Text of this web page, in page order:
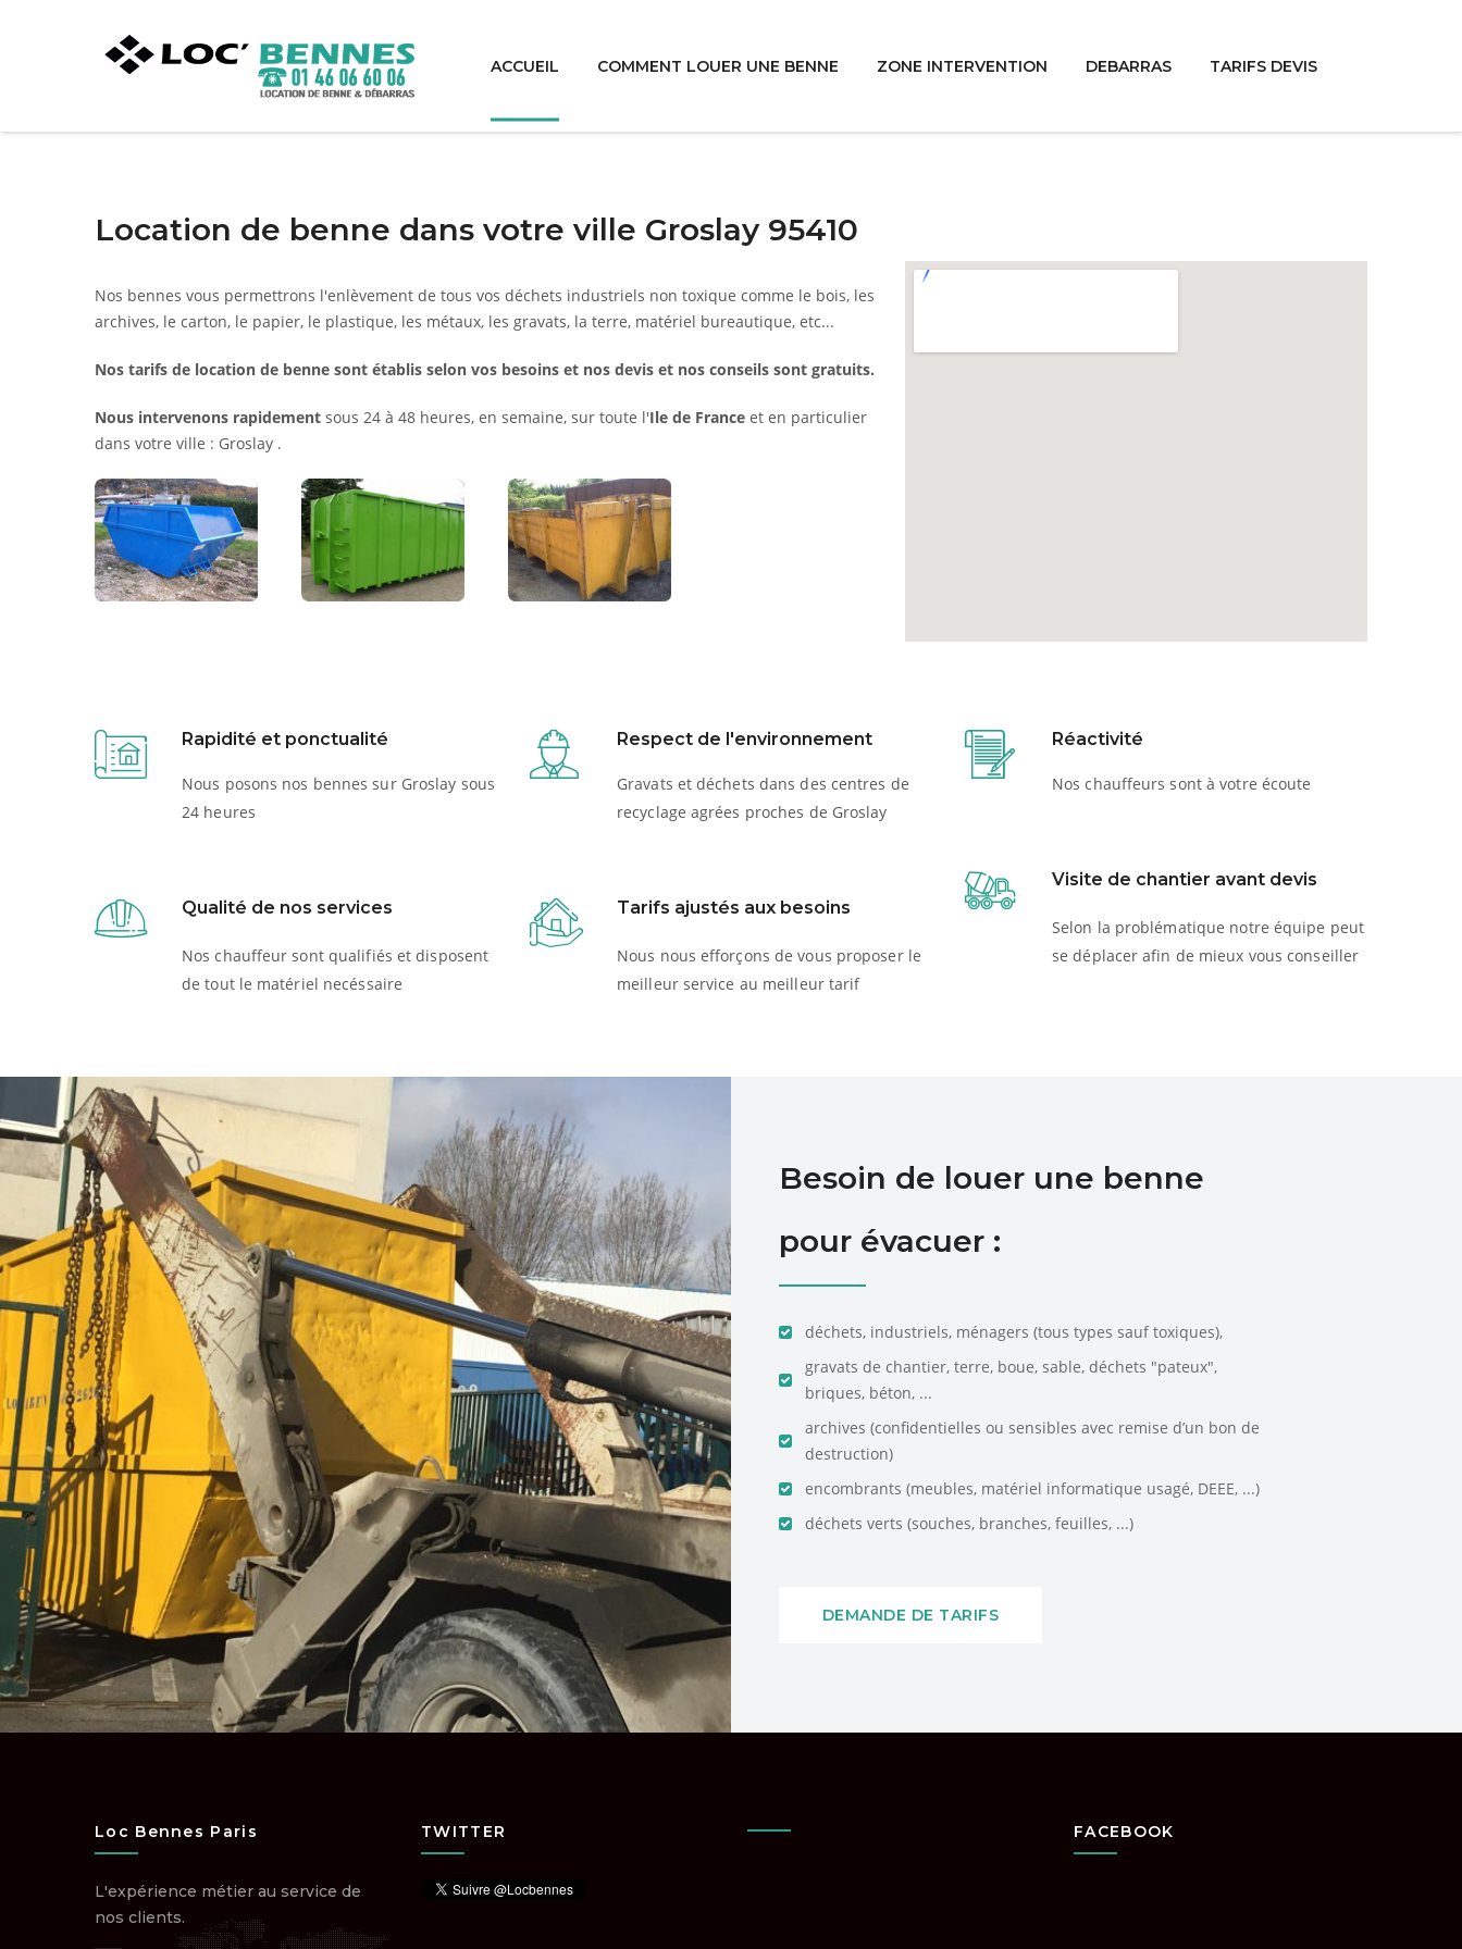
ACCUEIL COMMENT LOUER UNE BENNE ZONE INTERVENTION DEBARRAS TARIFS DEVIS
Location de benne dans votre ville Groslay 95410
Nos bennes vous permettrons l'enlèvement de tous vos déchets industriels non toxique comme le bois, les
archives, le carton, le papier, le plastique, les métaux, les gravats, la terre, matériel bureautique, etc...
Nos tarifs de location de benne sont établis selon vos besoins et nos devis et nos conseils sont gratuits.
Nous intervenons rapidement sous 24 à 48 heures, en semaine, sur toute l'Ile de France et en particulier
dans votre ville : Groslay .
Rapidité et ponctualité
Nous posons nos bennes sur Groslay sous
24 heures
Qualité de nos services
Nos chauffeur sont qualifiés et disposent
de tout le matériel necéssaire
Respect de l'environnement
Gravats et déchets dans des centres de
recyclage agrées proches de Groslay
Tarifs ajustés aux besoins
Nous nous efforçons de vous proposer le
meilleur service au meilleur tarif
Réactivité
Nos chauffeurs sont à votre écoute
Visite de chantier avant devis
Selon la problématique notre équipe peut
se déplacer afin de mieux vous conseiller
Besoin de louer une benne
pour évacuer :
déchets, industriels, ménagers (tous types sauf toxiques),
gravats de chantier, terre, boue, sable, déchets "pateux",
briques, béton, ...
archives (confidentielles ou sensibles avec remise d’un bon de
destruction)
encombrants (meubles, matériel informatique usagé, DEEE, ...)
déchets verts (souches, branches, feuilles, ...)
DEMANDE DE TARIFS
Loc Bennes Paris
L'expérience métier au service de
nos clients.
TWITTER FACEBOOK